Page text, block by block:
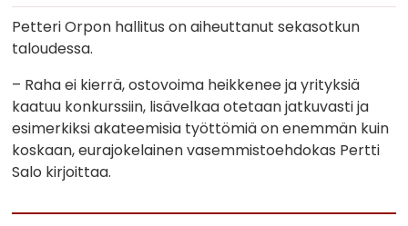
Petteri Orpon hallitus on aiheuttanut sekasotkun
taloudessa.
– Raha ei kierrä, ostovoima heikkenee ja yrityksiä
kaatuu konkurssiin, lisävelkaa otetaan jatkuvasti ja
esimerkiksi akateemisia työttömiä on enemmän kuin
koskaan, eurajokelainen vasemmistoehdokas Pertti
Salo kirjoittaa.